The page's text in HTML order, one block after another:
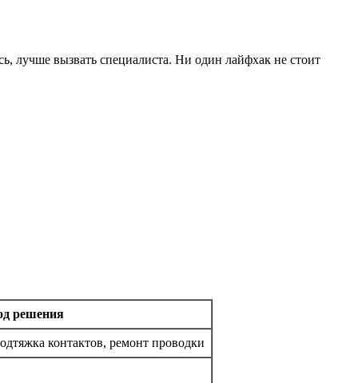
лучше вызвать специалиста. Ни один лайфхак не стоит
решения
контактов, ремонт проводки